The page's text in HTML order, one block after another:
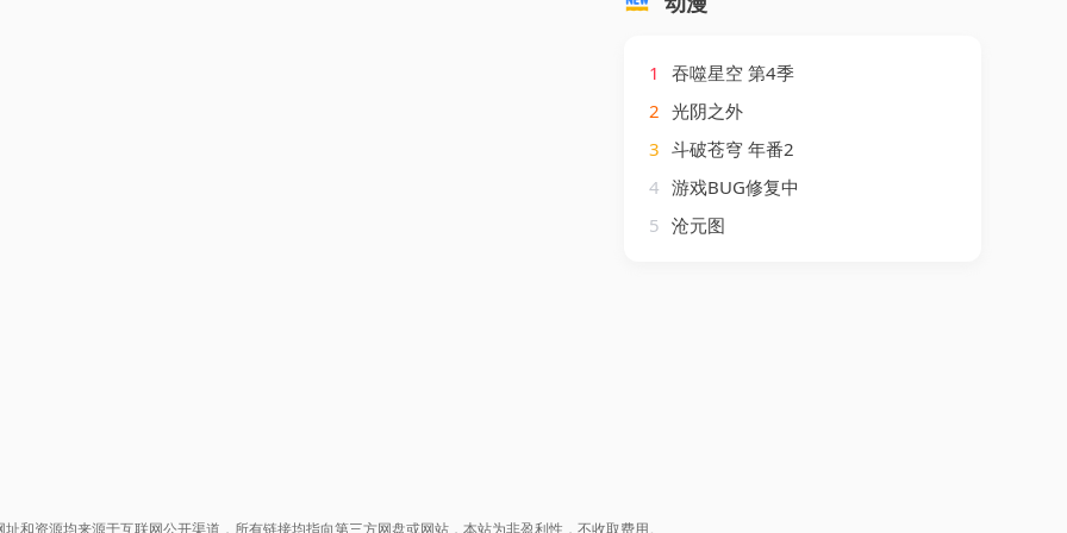
1
吞噬星空 第4季
2 光阴之外
3 斗破苍穹 年番2
4 游戏BUG修复中
5 沧元图
和资源均来源于互联网公开渠道，所有链接均指向第三方网盘或网站，本站为非盈利性，不收取费用。